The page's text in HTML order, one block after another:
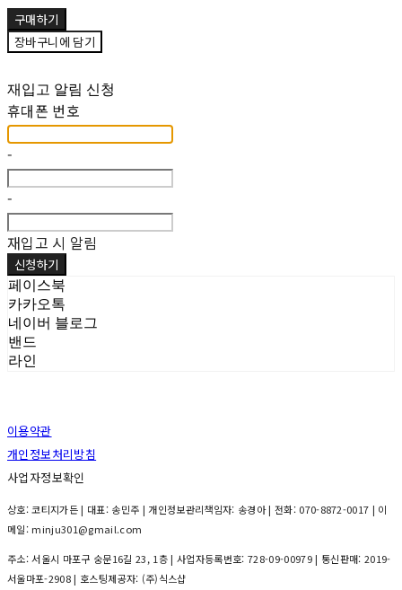
구매하기
장바구니에 담기
재입고 알림 신청
휴대폰 번호
-
-
재입고 시 알림
신청하기
페이스북
카카오톡
네이버 블로그
밴드
라인
이용약관
개인정보처리방침
사업자정보확인
상호: 코티지가든 | 대표: 송민주 | 개인정보관리책임자: 송경아 | 전화: 070-8872-0017 | 이
메일: minju301@gmail.com
주소: 서울시 마포구 숭문16길 23, 1층 | 사업자등록번호: 728-09-00979| 통신판매: 2019-
서울마포-2908| 호스팅제공자: (주)식스샵